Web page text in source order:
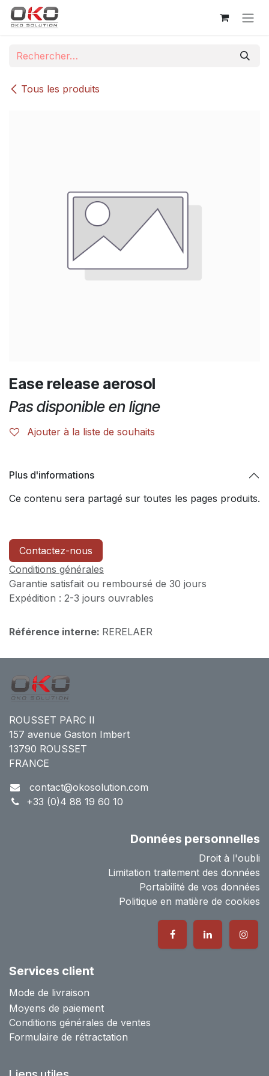
Se rendre au contenu
Tous les produits
Ease release aerosol
Pas disponible en ligne
Ajouter à la liste de souhaits
Plus d'informations
Ce contenu sera partagé sur toutes les pages produits.
Contactez-nous
Conditions générales
Garantie satisfait ou remboursé de 30 jours
Expédition : 2-3 jours ouvrables
Référence interne: RERELAER
ROUSSET PARC II
157 avenue Gaston Imbert
13790 ROUSSET
FRANCE
contact@okosolution.com
+33 (0)4 88 19 60 10
Données personnelles
Droit à l'oubli
Limitation traitement des données
Portabilité de vos données
Politique en matière de cookies
Services client
Mode de livraison
Moyens de paiement
Conditions générales de ventes
Formulaire de rétractation